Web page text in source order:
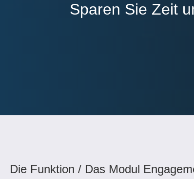
Sparen Sie Zeit
Die Funktion / Das Modul